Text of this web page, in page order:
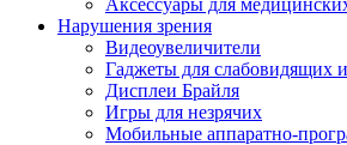
Аксессуары для
Нарушения зрения
Видеоувеличители
Гаджеты для слабовидящих
Дисплеи Брайля
Игры для незрячих
Мобильные аппаратно-